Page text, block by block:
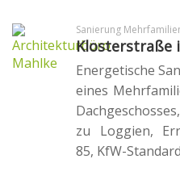
Sanierung
Klosterstraße
Energetische
eines
zu Loggien,
85, KfW-